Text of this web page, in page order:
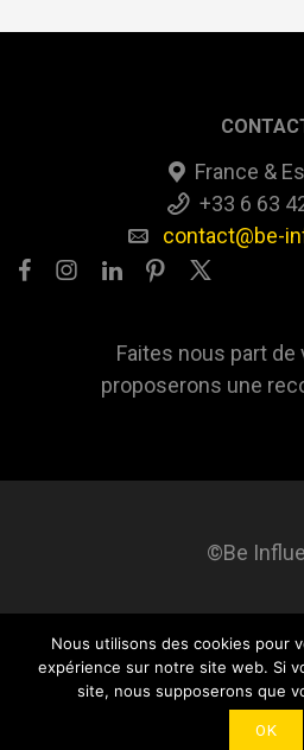
France &
+33 6 63
contact@be-
Faites nous part
proposerons une
©Be
Be influent A propos Blog
Nous utilisons des cookies pour
expérience sur notre site web. Si
site, nous supposerons que
OK